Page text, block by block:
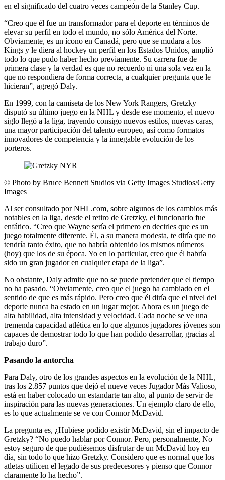
en el significado del cuatro veces campeón de la Stanley Cup.
“Creo que él fue un transformador para el deporte en términos de
elevar su perfil en todo el mundo, no sólo América del Norte.
Obviamente, es un ícono en Canadá, pero que se mudara a los
Kings y le diera al hockey un perfil en los Estados Unidos, amplió
todo lo que pudo haber hecho previamente. Su carrera fue de
primera clase y la verdad es que no recuerdo ni una sola vez en la
que no respondiera de forma correcta, a cualquier pregunta que le
hicieran”, agregó Daly.
En 1999, con la camiseta de los New York Rangers, Gretzky
disputó su último juego en la NHL y desde ese momento, el nuevo
siglo llegó a la liga, trayendo consigo nuevos estilos, nuevas caras,
una mayor participación del talento europeo, así como formatos
innovadores de competencia y la innegable evolución de los
porteros.
© Photo by Bruce Bennett Studios via Getty Images Studios/Getty
Images
Al ser consultado por NHL.com, sobre algunos de los cambios más
notables en la liga, desde el retiro de Gretzky, el funcionario fue
enfático. “Creo que Wayne sería el primero en decirles que es un
juego totalmente diferente. Él, a su manera modesta, te diría que no
tendría tanto éxito, que no habría obtenido los mismos números
(hoy) que los de su época. Yo en lo particular, creo que él habría
sido un gran jugador en cualquier etapa de la liga”.
No obstante, Daly admite que no se puede pretender que el tiempo
no ha pasado. “Obviamente, creo que el juego ha cambiado en el
sentido de que es más rápido. Pero creo que él diría que el nivel del
deporte nunca ha estado en un lugar mejor. Ahora es un juego de
alta habilidad, alta intensidad y velocidad. Cada noche se ve una
tremenda capacidad atlética en lo que algunos jugadores jóvenes son
capaces de demostrar todo lo que han podido desarrollar, gracias al
trabajo duro”.
Pasando la antorcha
Para Daly, otro de los grandes aspectos en la evolución de la NHL,
tras los 2.857 puntos que dejó el nueve veces Jugador Más Valioso,
está en haber colocado un estandarte tan alto, al punto de servir de
inspiración para las nuevas generaciones. Un ejemplo claro de ello,
es lo que actualmente se ve con Connor McDavid.
La pregunta es, ¿Hubiese podido existir McDavid, sin el impacto de
Gretzky? “No puedo hablar por Connor. Pero, personalmente, No
estoy seguro de que pudiésemos disfrutar de un McDavid hoy en
día, sin todo lo que hizo Gretzky. Considero que es normal que los
atletas utilicen el legado de sus predecesores y pienso que Connor
claramente lo ha hecho”.